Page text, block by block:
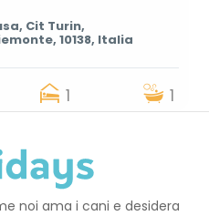
Cit Turin,
10138, Italia
1 1
noi ama i cani e desidera